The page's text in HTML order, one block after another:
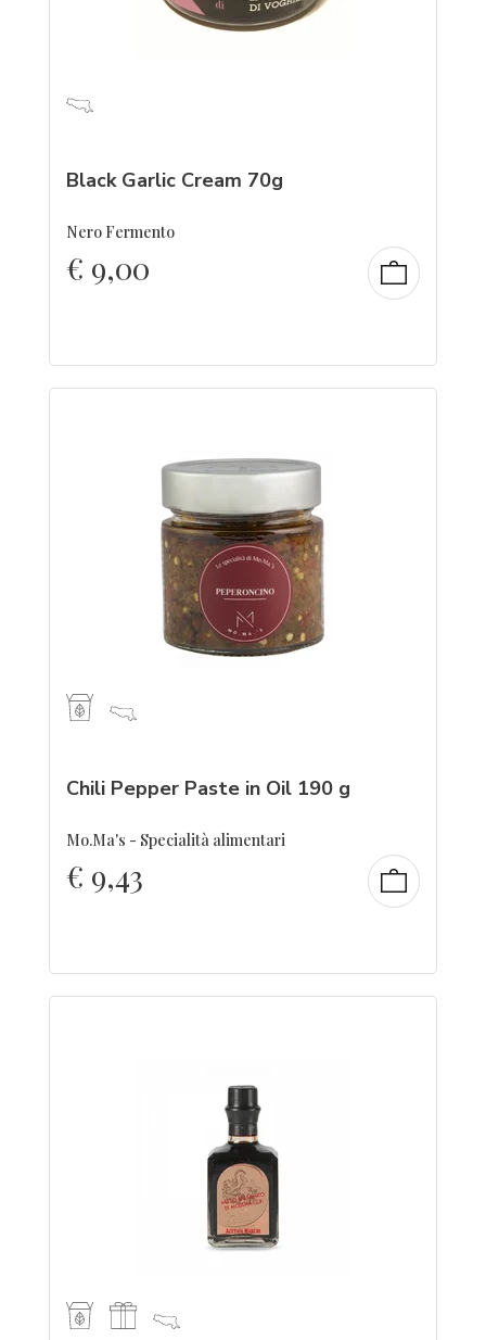
Black Garlic Cream 70g
Nero Fermento
€ 9,00
Chili Pepper Paste in Oil 190 g
Mo.Ma's - Specialità alimentari
€ 9,43